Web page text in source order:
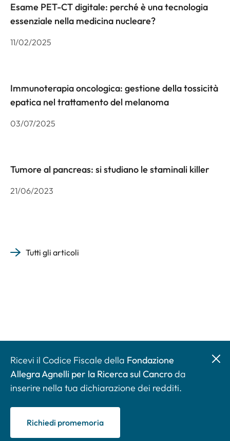
Esame PET-CT digitale: perché è una tecnologia
essenziale nella medicina nucleare?
11/02/2025
Immunoterapia oncologica: gestione della tossicità
epatica nel trattamento del melanoma
03/07/2025
Tumore al pancreas: si studiano le staminali killer
21/06/2023
Tutti gli articoli
Ricevi il Codice Fiscale della Fondazione
Allegra Agnelli per la Ricerca sul Cancroda
inserire nella tua dichiarazione dei redditi.
Richiedi promemoria